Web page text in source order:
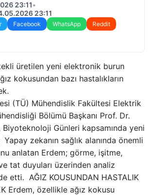
23:11•
23:11
Facebook WhatsApp
Reddit
üretilen yeni elektronik burun
kokusundan bazı hastalıkların
(TÜ) Mühendislik Fakültesi Elektrik
Bölümü Başkanı Prof. Dr.
Biyoteknoloji Günleri kapsamında yeni
zekanın sağlık alanında önemli
anlatan Erdem; görme, işitme,
tat duyuları üzerinden analiz
etti. AĞIZ KOUSUNDAN HASTALIK
Erdem, özellikle ağız kokusu